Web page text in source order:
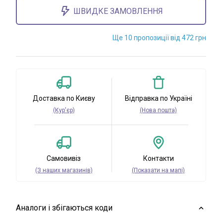
ШВИДКЕ ЗАМОВЛЕННЯ
Ще 10 пропозиції від 472 грн
Доставка по Києву
(Кур'єр)
Відправка по Україні
(Нова пошта)
Самовивіз
(З наших магазинів)
Контакти
(Показати на мапі)
Аналоги і збігаються коди